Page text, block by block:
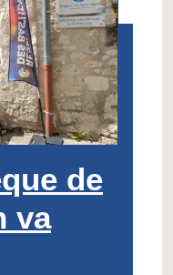
de
va